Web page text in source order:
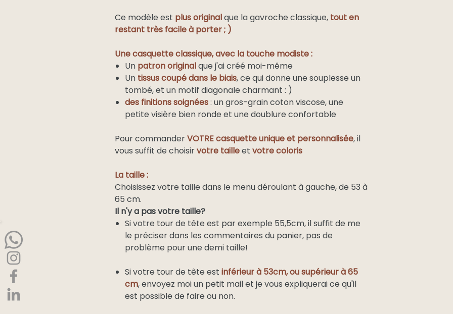
Ce modèle est plus originalque la gavroche classique, tout en
restant très facile à porter ; )
Une casquette classique, avec la touche modiste :
Un patron originalque j'ai créé moi-même
Un tissus coupé dans le biais, ce qui donne une souplesse un
tombé, et un motif diagonale charmant : )
des finitions soignées: un gros-grain coton viscose, une
petite visière bien ronde et une doublure confortable
Pour commanderVOTRE casquette unique et personnalisée, il
vous suffit de choisirvotre tailleet votre coloris
La taille :
Choisissez votre taille dans le menu déroulant à gauche, de 53 à
65 cm.
Il n'y a pas votre taille?
Si votre tour de tête est par exemple 55,5cm, il suffit de me
le préciser dans les commentaires du panier, pas de
problème pour une demi taille!
Si votre tour de tête est inférieur à 53cm, ou supérieur à 65
cm, envoyez moi un petit mail et je vous expliquerai ce qu'il
est possible de faire ou non.